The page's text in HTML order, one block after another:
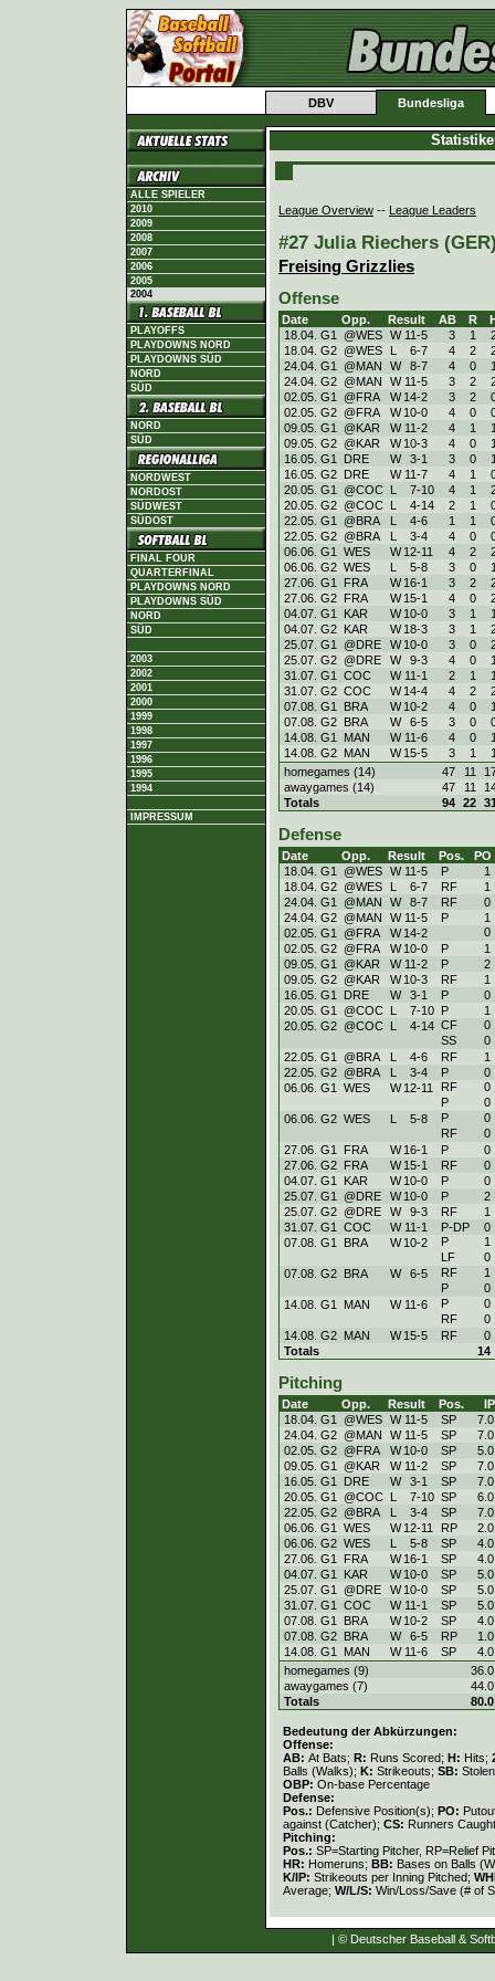
DBV Bundesliga
ALLE SPIELER
2010
2009
2008
2007
2006
2005
2004
PLAYOFFS
PLAYDOWNS NORD
PLAYDOWNS SÜD
NORD
SÜD
NORD
SÜD
NORDWEST
NORDOST
SÜDWEST
SÜDOST
FINAL FOUR
QUARTERFINAL
PLAYDOWNS NORD
PLAYDOWNS SÜD
NORD
SÜD
2003
2002
2001
2000
1999
1998
1997
1996
1995
1994
IMPRESSUM
League Overview -- League Leaders
#27 Julia Riechers
Freising Grizzlies
Offense
Date Opp. Result AB R
18.04. G1
@WES W 11-5 3 1
18.04. G2 @WES L 6-7 4 2
24.04. G1
@MAN W 8-7 4 0
24.04. G2 @MAN W 11-5 3 2
02.05. G1
@FRA W 14-2 3 2
02.05. G2 @FRA W 10-0 4 0
09.05. G1
@KAR W 11-2 4 1
09.05. G2 @KAR W 10-3 4 0
16.05. G1
DRE W 3-1 3 0
16.05. G2 DRE W 11-7 4 1
20.05. G1
@COC L 7-10 4 1
20.05. G2 @COC L 4-14 2 1
22.05. G1
@BRA L 4-6 1 1
22.05. G2 @BRA L 3-4 4 0
06.06. G1
WES W 12-11 4 2
06.06. G2 WES L 5-8 3 0
27.06. G1
FRA W 16-1 3 2
27.06. G2 FRA W 15-1 4 0
04.07. G1
KAR W 10-0 3 1
04.07. G2 KAR W 18-3 3 1
25.07. G1
@DRE W 10-0 3 0
25.07. G2 @DRE W 9-3 4 0
31.07. G1
COC W 11-1 2 1
31.07. G2 COC W 14-4 4 2
07.08. G1
BRA W 10-2 4 0
07.08. G2 BRA W 6-5 3 0
14.08. G1
MAN W 11-6 4 0
14.08. G2 MAN W 15-5 3 1
homegames (14)
47 11
awaygames (14)
47 11
Totals
94 22
Defense
Date Opp. Result Pos.
PO
18.04. G1
@WES W 11-5 P
1
18.04. G2 @WES L 6-7 RF
1
24.04. G1
@MAN W 8-7 RF
0
24.04. G2 @MAN W 11-5 P
1
02.05. G1
@FRA W 14-2
0
02.05. G2 @FRA W 10-0 P
1
09.05. G1
@KAR W 11-2 P
2
09.05. G2 @KAR W 10-3 RF
1
16.05. G1
DRE W 3-1 P
0
20.05. G1
@COC L 7-10 P
1
20.05. G2 @COC L 4-14 CF
0
SS
0
22.05. G1
@BRA L 4-6 RF
1
22.05. G2 @BRA L 3-4 P
0
06.06. G1
WES W 12-11 RF
0
P
0
06.06. G2 WES L 5-8 P
0
RF
0
27.06. G1
FRA W 16-1 P
0
27.06. G2 FRA W 15-1 RF
0
04.07. G1
KAR W 10-0 P
0
25.07. G1
@DRE W 10-0 P
2
25.07. G2 @DRE W 9-3 RF
1
31.07. G1
COC W 11-1 P-DP
0
07.08. G1
BRA W 10-2 P
1
LF
0
07.08. G2 BRA W 6-5 RF
1
P
0
14.08. G1
MAN W 11-6 P
0
RF
0
14.08. G2 MAN W 15-5 RF
0
Totals
14
Pitching
Date Opp. Result Pos.
IP
18.04. G1
@WES W 11-5 SP
7.0
24.04. G2 @MAN W 11-5 SP
7.0
02.05. G2 @FRA W 10-0 SP
5.0
09.05. G1
@KAR W 11-2 SP
7.0
16.05. G1
DRE W 3-1 SP
7.0
20.05. G1
@COC L 7-10 SP
6.0
22.05. G2 @BRA L 3-4 SP
7.0
06.06. G1
WES W 12-11 RP
2.0
06.06. G2 WES L 5-8 SP
4.0
27.06. G1
FRA W 16-1 SP
4.0
04.07. G1
KAR W 10-0 SP
5.0
25.07. G1
@DRE W 10-0 SP
5.0
31.07. G1
COC W 11-1 SP
5.0
07.08. G1
BRA W 10-2 SP
4.0
07.08. G2 BRA W 6-5 RP
1.0
14.08. G1
MAN W 11-6 SP
4.0
homegames (9)
36.0
awaygames (7)
44.0
Totals
80.0
Bedeutung der Abkürzungen:
Offense:
AB: At Bats; R: Runs Scored; H: Hits;
Balls (Walks); K: Strikeouts; SB:
OBP: On-base Percentage
Defense:
Pos.: Defensive Position(s); PO:
against (Catcher); CS: Runners
Pitching:
Pos.: SP=Starting Pitcher, RP=Relief
HR: Homeruns; BB: Bases on Balls
K/IP: Strikeouts per Inning Pitched;
Average; W/L/S: Win/Loss/Save (# of
| © Deutscher Baseball &